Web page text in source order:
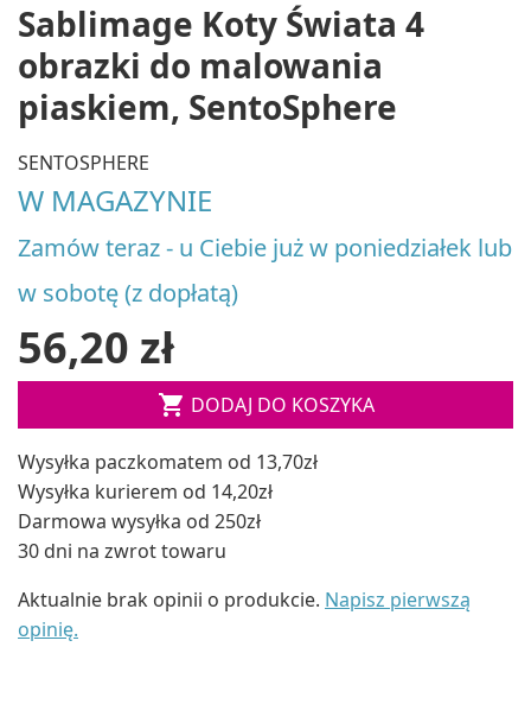
Sablimage Koty Świata 4
obrazki do malowania
piaskiem, SentoSphere
SENTOSPHERE
W MAGAZYNIE
Zamów teraz - u Ciebie już w poniedziałek lub
w sobotę (z dopłatą)
56,20 zł
 DODAJ DO KOSZYKA
Wysyłka paczkomatem od 13,70zł
Wysyłka kurierem od 14,20zł
Darmowa wysyłka od 250zł
30 dni na zwrot towaru
Aktualnie brak opinii o produkcie. Napisz pierwszą
opinię.